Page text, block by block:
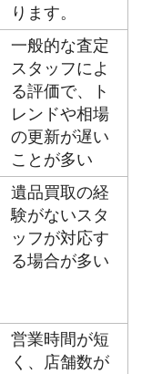
ります。
一般的な査定
スタッフによ
る評価で、ト
レンドや相場
の更新が遅い
ことが多い
遺品買取の経
験がないスタ
ッフが対応す
る場合が多い
営業時間が短
く、店舗数が